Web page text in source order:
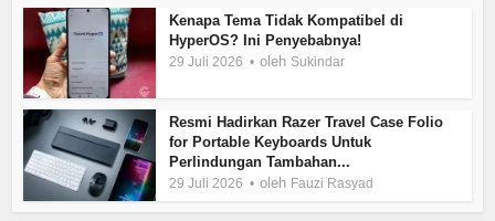
Kenapa Tema Tidak Kompatibel di
HyperOS? Ini Penyebabnya!
29 Juli 2026 oleh Sukindar
Resmi Hadirkan Razer Travel Case Folio
for Portable Keyboards Untuk
Perlindungan Tambahan...
29 Juli 2026 oleh Fauzi Rasyad